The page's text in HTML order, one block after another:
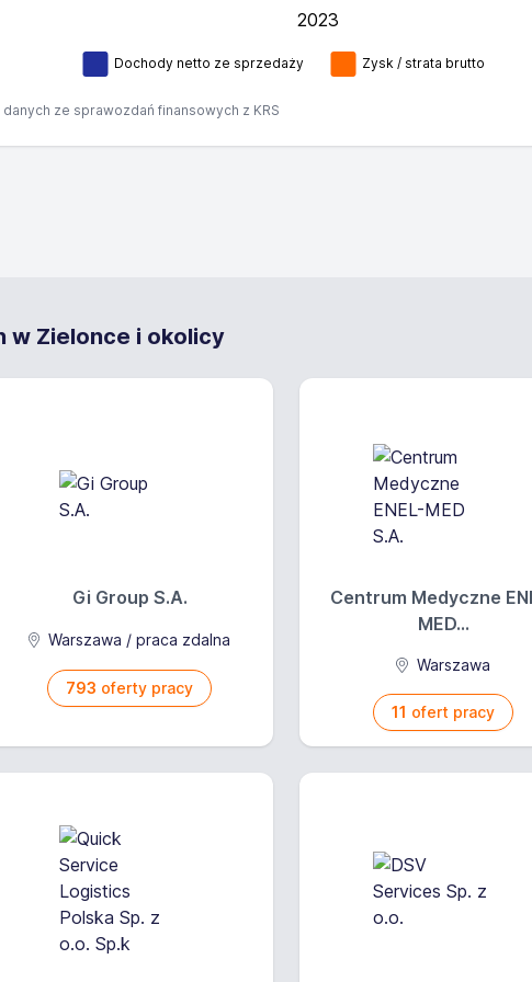
L
2023
Dochody netto ze sprzedaży Zysk / strata brutto
ze sprawozdań finansowych z KRS
w Zielonce i okolicy
Gi Group S.A.
Warszawa / praca zdalna
793 oferty pracy
Centrum Medyczne
MED...
Warszawa
11 ofert pracy